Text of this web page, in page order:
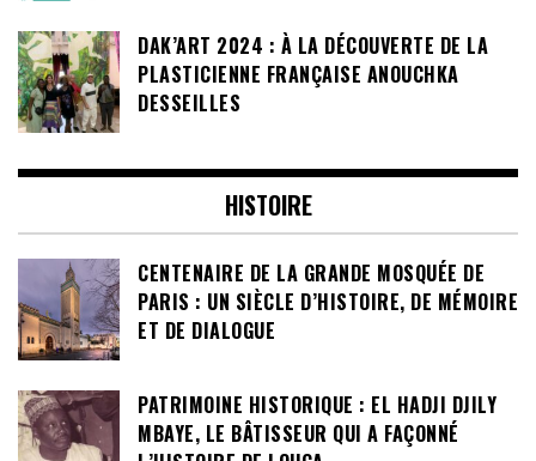
DAK’ART 2024 : À LA DÉCOUVERTE DE LA
PLASTICIENNE FRANÇAISE ANOUCHKA
DESSEILLES
HISTOIRE
CENTENAIRE DE LA GRANDE MOSQUÉE DE
PARIS : UN SIÈCLE D’HISTOIRE, DE MÉMOIRE
ET DE DIALOGUE
PATRIMOINE HISTORIQUE : EL HADJI DJILY
MBAYE, LE BÂTISSEUR QUI A FAÇONNÉ